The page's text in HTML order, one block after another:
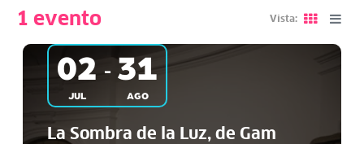
1 evento Vista:
02
JUL
– 31
AGO
La Sombra de la Luz, de Gam